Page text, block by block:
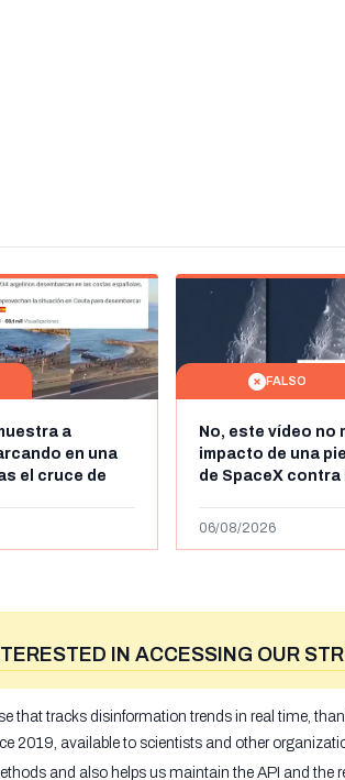
a
en una
el cruce de
imágenes de
FALSO
No, este vídeo no
impacto de una
de SpaceX contra
menos abril de
06/08/2026
IN ACCESSING OUR
that tracks disinformation trends in real time,
2019, available to scientists and other
and also helps us maintain the API and the